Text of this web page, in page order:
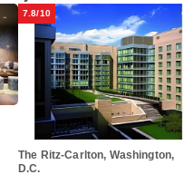
7.8/10
The Ritz-Carlton, Washington,
D.C.